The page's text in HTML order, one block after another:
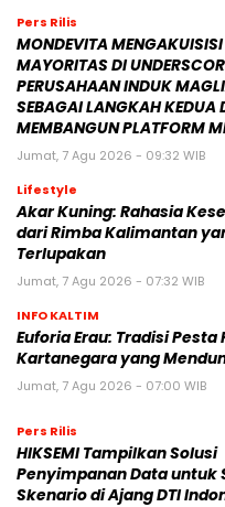
Pers Rilis
MONDEVITA
MAYORITAS DI
PERUSAHAAN INDUK
SEBAGAI LANGKAH KEDUA
MEMBANGUN PLATFORM
Jumat, 7 Agu 2026 - 09:32 WIB
Lifestyle
Akar Kuning: Rahasia
dari Rimba Kalimantan
Terlupakan
Jumat, 7 Agu 2026 - 07:32 WIB
INFO KALTIM
Euforia Erau: Tradisi
Kartanegara yang
Jumat, 7 Agu 2026 - 07:00 WIB
Pers Rilis
HIKSEMI Tampilkan Solusi
Penyimpanan Data untuk
Skenario di Ajang DTI